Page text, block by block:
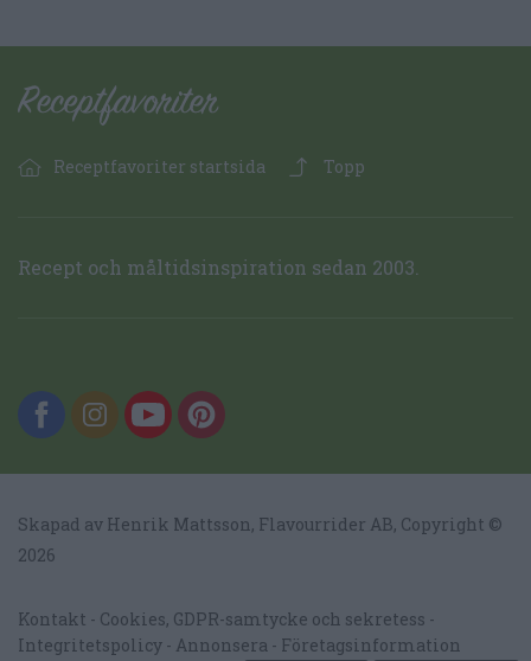
Receptfavoriter startsida Topp
Recept och måltidsinspiration sedan 2003.
Skapad av Henrik Mattsson, Flavourrider AB, Copyright ©
2026
Kontakt
Cookies, GDPR-samtycke och sekretess
Integritetspolicy
Annonsera Företagsinformation